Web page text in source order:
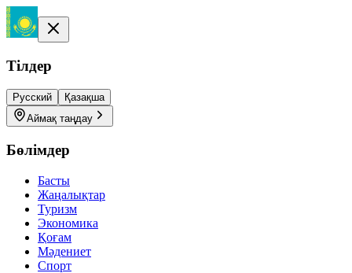
Тілдер
Русский
Қазақша
Аймақ таңдау
Бөлімдер
Басты
Жаңалықтар
Туризм
Экономика
Қоғам
Мәдениет
Спорт